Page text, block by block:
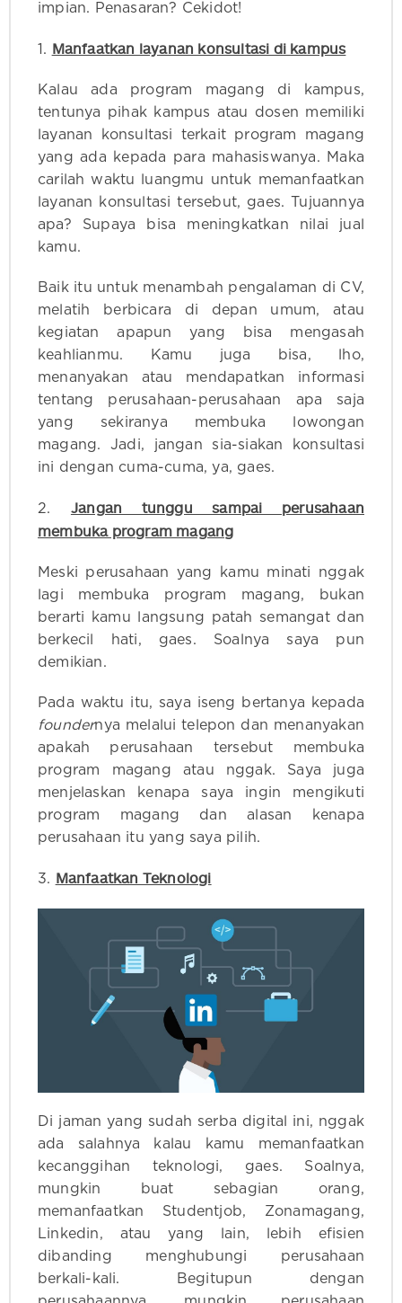
impian. Penasaran? Cekidot!
1. Manfaatkan layanan konsultasi di kampus
Kalau ada program magang di kampus,
tentunya pihak kampus atau dosen memiliki
layanan konsultasi terkait program magang
yang ada kepada para mahasiswanya. Maka
carilah waktu luangmu untuk memanfaatkan
layanan konsultasi tersebut, gaes. Tujuannya
apa? Supaya bisa meningkatkan nilai jual
kamu.
Baik itu untuk menambah pengalaman di CV,
melatih berbicara di depan umum, atau
kegiatan apapun yang bisa mengasah
keahlianmu. Kamu juga bisa, lho,
menanyakan atau mendapatkan informasi
tentang perusahaan-perusahaan apa saja
yang sekiranya membuka lowongan
magang. Jadi, jangan sia-siakan konsultasi
ini dengan cuma-cuma, ya, gaes.
2. Jangan tunggu sampai perusahaan
membuka program magang
Meski perusahaan yang kamu minati nggak
lagi membuka program magang, bukan
berarti kamu langsung patah semangat dan
berkecil hati, gaes. Soalnya saya pun
demikian.
Pada waktu itu, saya iseng bertanya kepada
foundernya melalui telepon dan menanyakan
apakah perusahaan tersebut membuka
program magang atau nggak. Saya juga
menjelaskan kenapa saya ingin mengikuti
program magang dan alasan kenapa
perusahaan itu yang saya pilih.
3. Manfaatkan Teknologi
Di jaman yang sudah serba digital ini, nggak
ada salahnya kalau kamu memanfaatkan
kecanggihan teknologi, gaes. Soalnya,
mungkin buat sebagian orang,
memanfaatkan Studentjob, Zonamagang,
Linkedin, atau yang lain, lebih efisien
dibanding menghubungi perusahaan
berkali-kali. Begitupun dengan